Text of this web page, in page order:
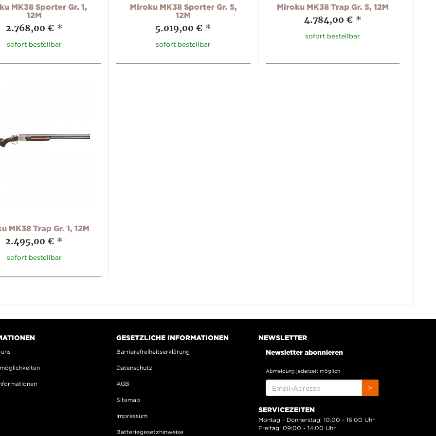
MK38 Sporter Gr. 1,
12M
2.768,00 € *
sofort bestellbar
Miroku MK38 Sporter Gr. 5,
12M
5.019,00 € *
sofort bestellbar
Miroku MK38 Trap Gr. 5, 12M
4.784,00 € *
sofort bestellbar
MK38 Trap Gr. 1, 12M
2.495,00 € *
sofort bestellbar
GESETZLICHE INFORMATIONEN
Barrierefreiheitserklärung
Datenschutz
AGB
Sitemap
Impressum
Batteriegesetzhinweise
NEWSLETTER
Newsletter abonnieren
Abmeldung jederzeit möglich
ADRESSE
>
SERVICEZEITEN
Montag - Donnerstag: 10:00 - 16:00 Uhr
Freitag: 09:00 - 14:00 Uhr